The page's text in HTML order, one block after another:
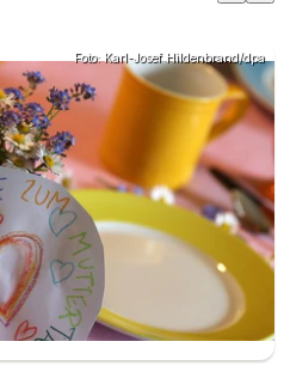
Foto: Karl-Josef Hildenbrand/dpa